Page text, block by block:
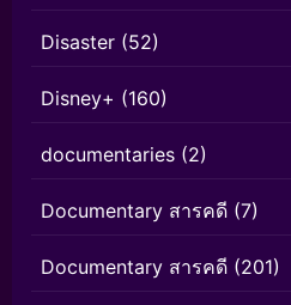
Disaster (52)
Disney+ (160)
documentaries (2)
Documentary สารคดี (7)
Documentary สารคดี (201)